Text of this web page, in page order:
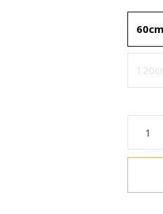
60cm